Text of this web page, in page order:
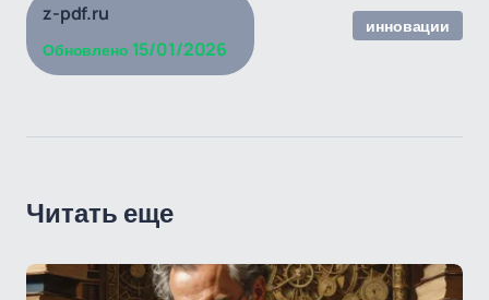
z-pdf.ru
Обновлено 15/01/2026
инновации
Читать еще